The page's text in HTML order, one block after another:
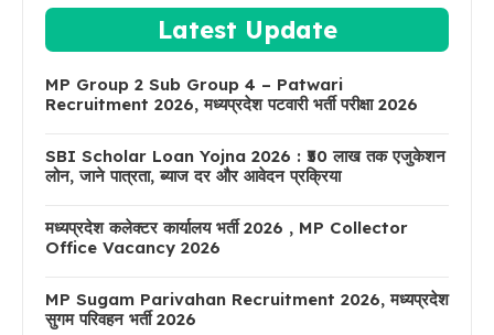
Latest Update
MP Group 2 Sub Group 4 – Patwari
Recruitment 2026, मध्यप्रदेश पटवारी भर्ती परीक्षा 2026
SBI Scholar Loan Yojna 2026 : ₹50 लाख तक एजुकेशन
लोन, जाने पात्रता, ब्याज दर और आवेदन प्रक्रिया
मध्यप्रदेश कलेक्टर कार्यालय भर्ती 2026 , MP Collector
Office Vacancy 2026
MP Sugam Parivahan Recruitment 2026, मध्यप्रदेश
सुगम परिवहन भर्ती 2026